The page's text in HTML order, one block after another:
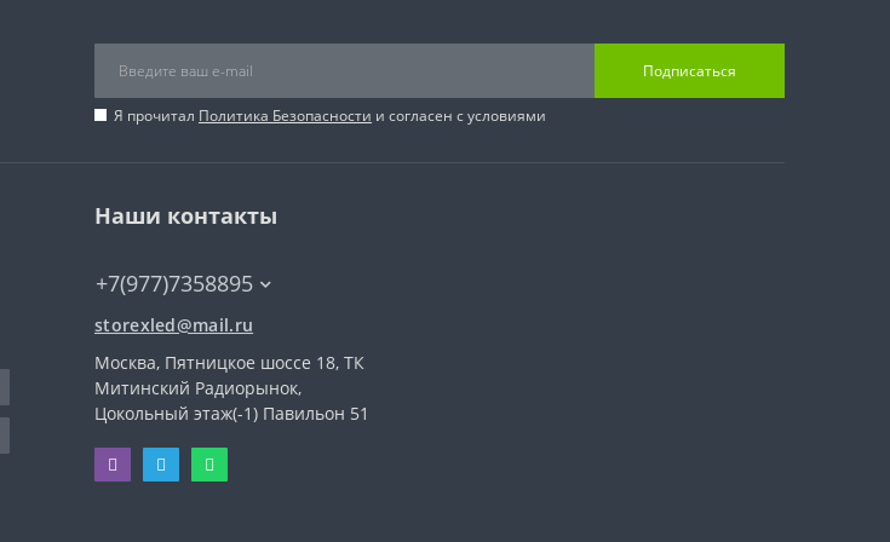
Подписаться
Я прочитал Политика Безопасности и согласен с условиями
Наши контакты
+7(977)7358895
storexled@mail.ru
Москва, Пятницкое шоссе 18, ТК
Митинский Радиорынок,
Цокольный этаж(-1) Павильон 51